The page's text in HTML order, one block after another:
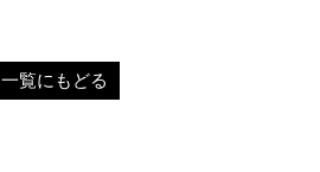
一覧にもどる